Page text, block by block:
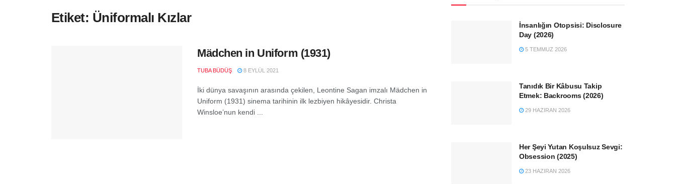
Etiket: Üniformalı Kızlar
Mädchen in Uniform (1931)
TUBA BÜDÜŞ 8 EYLÜL 2021
İki dünya savaşının arasında çekilen, Leontine Sagan imzalı Mädchen in
Uniform (1931) sinema tarihinin ilk lezbiyen hikâyesidir. Christa
Winsloe’nun kendi ...
İnsanlığın Otopsisi: Disclosure
Day (2026)
5 TEMMUZ 2026
Tanıdık Bir Kâbusu Takip
Etmek: Backrooms (2026)
29 HAZIRAN 2026
Her Şeyi Yutan Koşulsuz Sevgi:
Obsession (2025)
23 HAZIRAN 2026